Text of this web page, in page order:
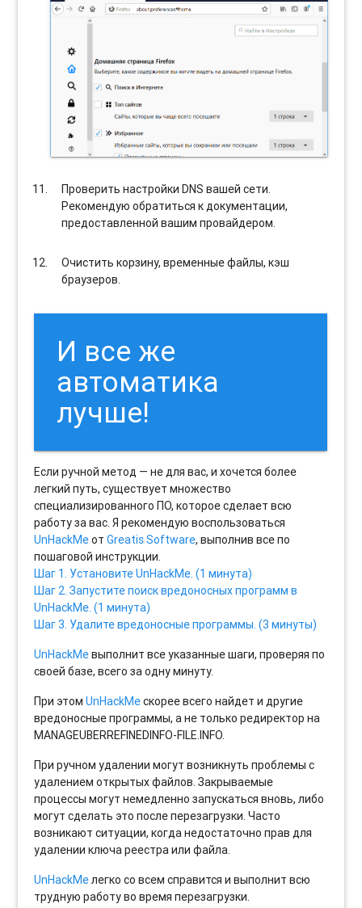
Проверить настройки DNS вашей сети.
Рекомендую обратиться к документации,
предоставленной вашим провайдером.
Очистить корзину, временные файлы, кэш
браузеров.
И все же
автоматика
лучше!
Если ручной метод — не для вас, и хочется более
легкий путь, существует множество
специализированного ПО, которое сделает всю
работу за вас. Я рекомендую воспользоваться
UnHackMeотGreatis Software, выполнив все по
пошаговой инструкции.
Шаг 1. Установите UnHackMe. (1 минута)
Шаг 2. Запустите поиск вредоносных программ в
UnHackMe. (1 минута)
Шаг 3. Удалите вредоносные программы. (3 минуты)
UnHackMeвыполнит все указанные шаги, проверяя по
своей базе, всего за одну минуту.
При этомUnHackMeскорее всего найдет и другие
вредоносные программы, а не только редиректор на
MANAGEUBERREFINEDINFO-FILE.INFO.
При ручном удалении могут возникнуть проблемы с
удалением открытых файлов. Закрываемые
процессы могут немедленно запускаться вновь, либо
могут сделать это после перезагрузки. Часто
возникают ситуации, когда недостаточно прав для
удалении ключа реестра или файла.
UnHackMeлегко со всем справится и выполнит всю
трудную работу во время перезагрузки.